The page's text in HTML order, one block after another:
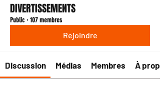
DIVERTISSEMENTS
Public · 107 membres
Rejoindre
Discussion Médias Membres À